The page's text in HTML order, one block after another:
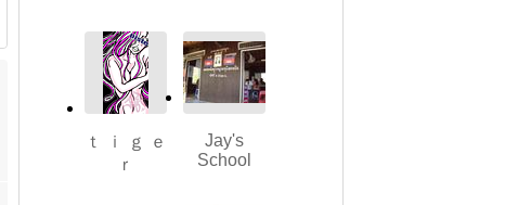
ｔ ｉ ｇ ｅ
ｒ
Jay's
School